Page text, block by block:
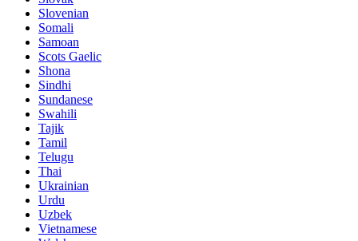
Slovenian
Somali
Samoan
Scots Gaelic
Shona
Sindhi
Sundanese
Swahili
Tajik
Tamil
Telugu
Thai
Ukrainian
Urdu
Uzbek
Vietnamese